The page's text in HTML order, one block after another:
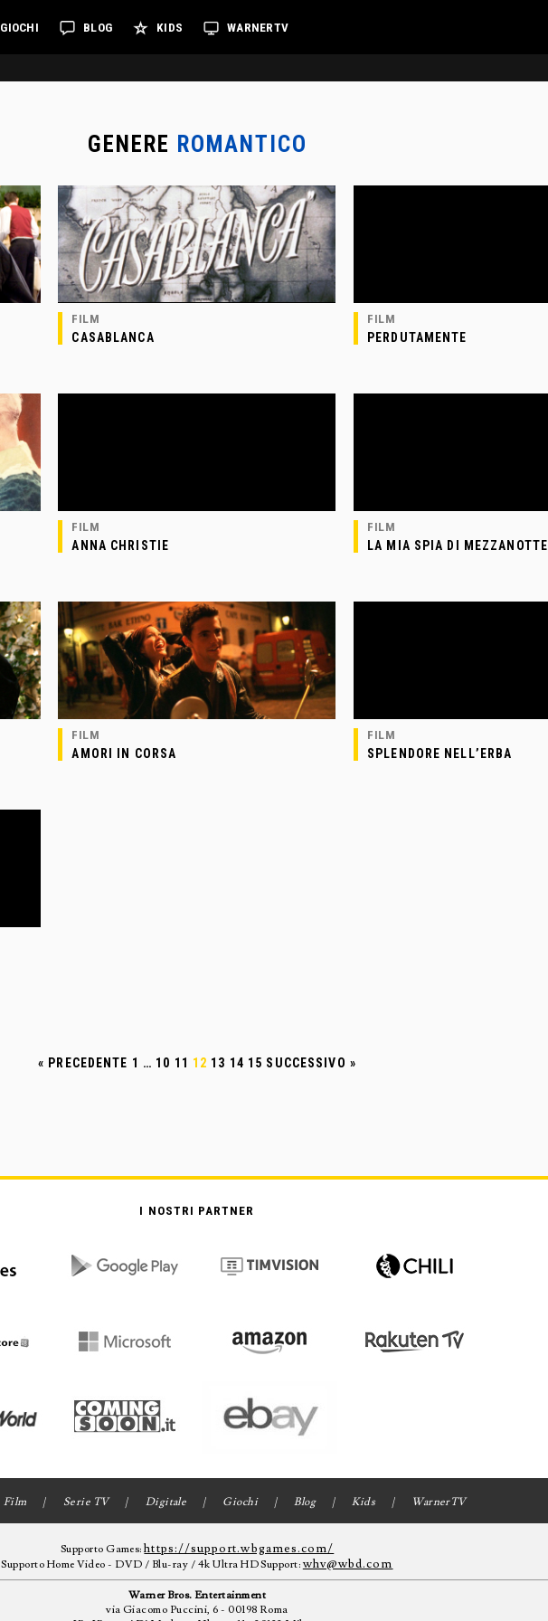
GIOCHI BLOG KIDS WARNERTV
GENERE ROMANTICO
FILM
CASABLANCA
FILM
PERDUTAMENTE
FILM
ANNA CHRISTIE
FILM
LA MIA SPIA DI MEZZANOTTE
FILM
AMORI IN CORSA
FILM
SPLENDORE NELL’ERBA
« PRECEDENTE 1 … 10 11 12 13 14 15 SUCCESSIVO »
I NOSTRI PARTNER
Film Serie TV Digitale Giochi Blog Kids WarnerTV
Supporto Games:https://support.wbgames.com/
Supporto Home Video - DVD / Blu-ray / 4k Ultra HD Support:whv@wbd.com
Warner Bros. Entertainment
via Giacomo Puccini, 6 - 00198 Roma